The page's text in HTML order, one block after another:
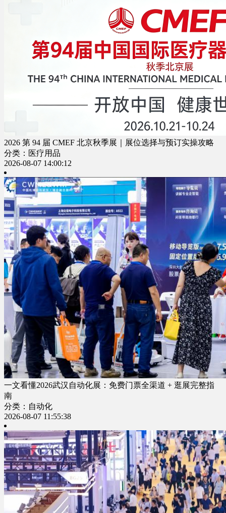
2026 第 94 届 CMEF 北京秋季展｜展位选择与预订实操攻略
分类：医疗用品
2026-08-07 14:00:12
一文看懂2026武汉自动化展：免费门票全渠道 + 逛展完整指
南
分类：自动化
2026-08-07 11:55:38